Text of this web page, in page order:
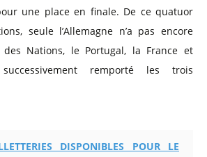
une place en finale. De ce quatuor
seule l’Allemagne n’a pas encore
Nations, le Portugal, la France et
successivement remporté les trois
DISPONIBLES POUR LE